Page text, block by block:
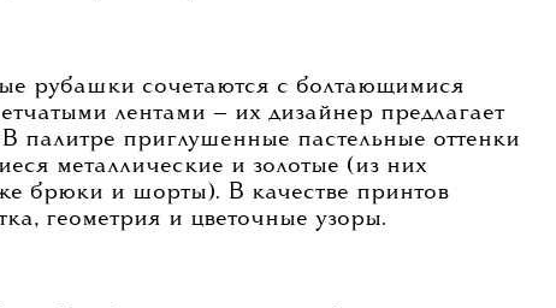
рубашки сочетаются с болтающимися
лентами — их дизайнер предлагает
В палитре приглушенные пастельные оттенки
металлические и золотые (из них
брюки и шорты). В качестве принтов
геометрия и цветочные узоры.